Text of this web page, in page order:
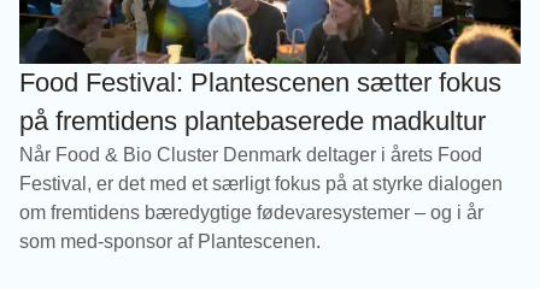
Food Festival: Plantescenen sætter fokus
på fremtidens plantebaserede madkultur
Når Food & Bio Cluster Denmark deltager i årets Food
Festival, er det med et særligt fokus på at styrke dialogen
om fremtidens bæredygtige fødevaresystemer – og i år
som med-sponsor af Plantescenen.